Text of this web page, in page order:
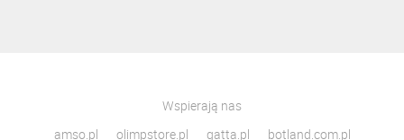
Wspierają nas
amso.pl
olimpstore.pl gatta.pl botland.com.pl